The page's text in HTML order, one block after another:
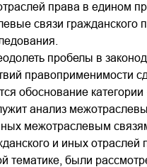
права в едином
связи
пробелы в
правоприменимости
обоснование
анализ
межотраслевым
и иных
тематике, были